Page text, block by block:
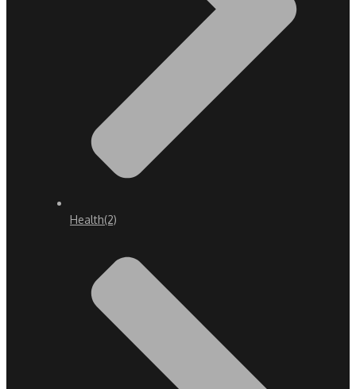
Health(2)